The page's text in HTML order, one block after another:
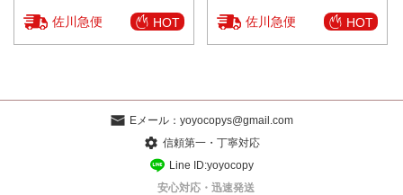
佐川急便 HOT 佐川急便 HOT
Eメール： yoyocopys@gmail.com
信頼第一・丁寧対応
Line ID:yoyocopy
安心対応・迅速発送